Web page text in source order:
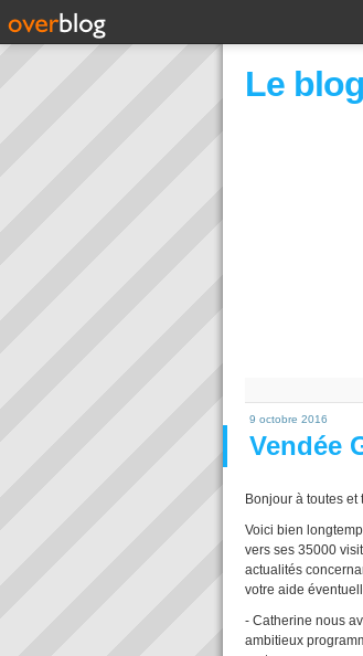
Le
9 octobre 2016
Vendée
Bonjour à toutes et
Voici bien
vers ses 35000
actualités
votre aide
- Catherine nous
ambitieux